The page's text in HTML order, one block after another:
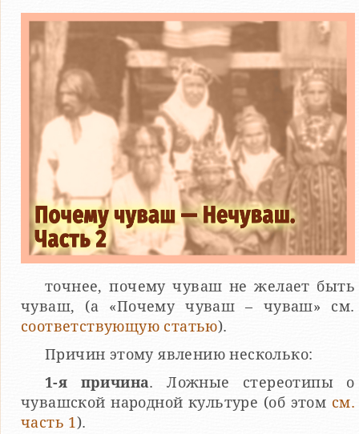
точнее, почему чуваш не желает быть
чуваш, (а «Почему чуваш – чуваш» см.
соответствующую статью).
Причин этому явлению несколько:
1-я причина. Ложные стереотипы о
чувашской народной культуре (об этом см.
часть 1).